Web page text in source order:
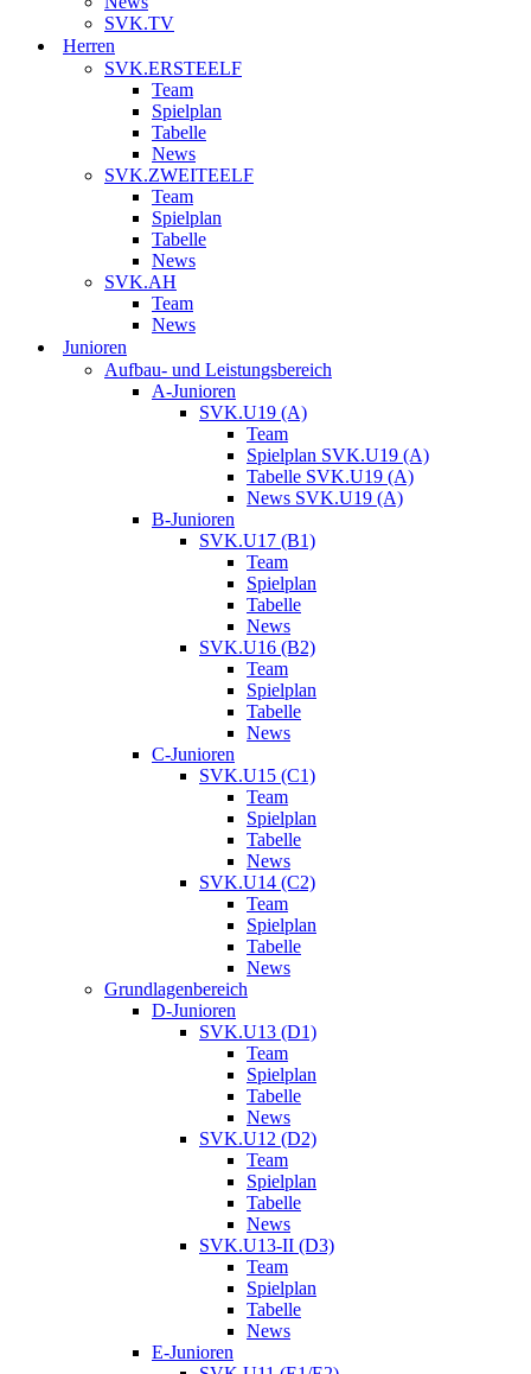
SVK.TV
Herren
SVK.ERSTEELF
Team
Spielplan
Tabelle
News
SVK.ZWEITEELF
Team
Spielplan
Tabelle
News
SVK.AH
Team
News
Junioren
Aufbau- und Leistungsbereich
A-Junioren
SVK.U19 (A)
Team
Spielplan SVK.U19 (A)
Tabelle SVK.U19 (A)
News SVK.U19 (A)
B-Junioren
SVK.U17 (B1)
Team
Spielplan
Tabelle
News
SVK.U16 (B2)
Team
Spielplan
Tabelle
News
C-Junioren
SVK.U15 (C1)
Team
Spielplan
Tabelle
News
SVK.U14 (C2)
Team
Spielplan
Tabelle
News
Grundlagenbereich
D-Junioren
SVK.U13 (D1)
Team
Spielplan
Tabelle
News
SVK.U12 (D2)
Team
Spielplan
Tabelle
News
SVK.U13-II (D3)
Team
Spielplan
Tabelle
News
E-Junioren